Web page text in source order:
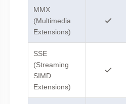
MMX
(Multimedia
Extensions)
SSE
(Streaming
SIMD
Extensions)